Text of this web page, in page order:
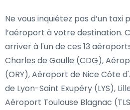
Ne vous inquiétez pas d’un taxi
l’aéroport à votre destination.
arriver à l'un de ces 13
Charles de Gaulle (CDG),
(ORY), Aéroport de Nice Côte
de Lyon-Saint Exupéry (LYS),
Aéroport Toulouse Blagnac